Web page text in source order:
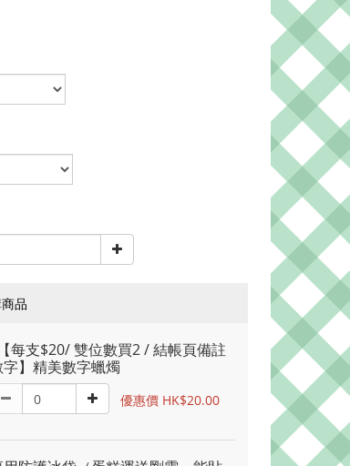
品
每支$20/ 雙位數買2 / 結帳頁備註
字】精美數字蠟燭
優惠價 HK$20.00